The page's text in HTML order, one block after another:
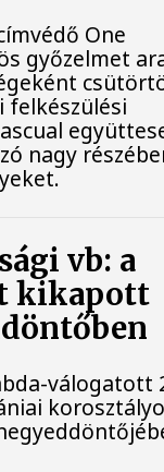
One
győzelmet
felkészülési
nagy
vb: a
kikapott
válogatott